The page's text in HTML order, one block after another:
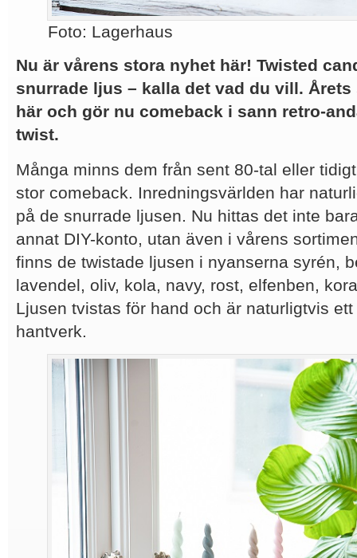
Foto: Lagerhaus
Nu är vårens stora nyhet här! Twisted
snurrade ljus – kalla det vad du vill.
här och gör nu comeback i sann retro-
twist.
Många minns dem från sent 80-tal eller
stor comeback. Inredningsvärlden har
på de snurrade ljusen. Nu hittas det inte
annat DIY-konto, utan även i vårens
finns de twistade ljusen i nyanserna syrén,
lavendel, oliv, kola, navy, rost, elfenben,
Ljusen tvistas för hand och är naturligtvis
hantverk.